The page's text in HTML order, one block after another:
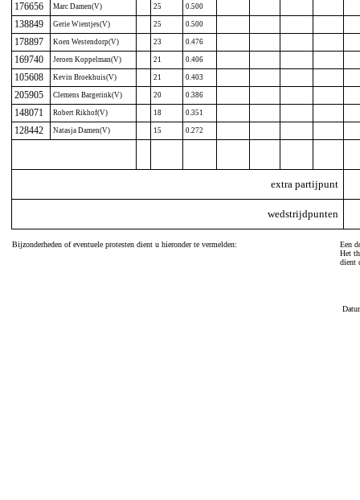
176656 Marc Damen(V) 25 0.500
138849 Gerie Wientjes(V) 25 0.500
178897 Koen Westendorp(V) 23 0.476
169740 Jeroen Koppelman(V) 21 0.406
105608 Kevin Broekhuis(V) 21 0.403
205905 Clemens Bargerink(V) 20 0.386
148071 Robert Rikhof(V) 18 0.351
128442 Natasja Damen(V) 15 0.272
extra partijpunt
wedstrijdpunten
Bijzonderheden of eventuele protesten dient u hieronder te vermelden:
Een
Het
dient